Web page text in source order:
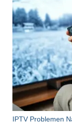
IPTV Problemen